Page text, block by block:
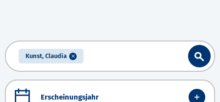
Kunst, Claudia
Erscheinungsjahr